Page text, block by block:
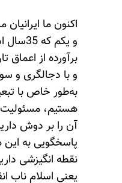
اکنون ما
و یکم
برآورده از
و با دجالگری و
به‌طور خاص با
هستیم،
آن را بر دوش
پاسخگویی به
نقطه انگیزشی
یعنی اسلام ناب